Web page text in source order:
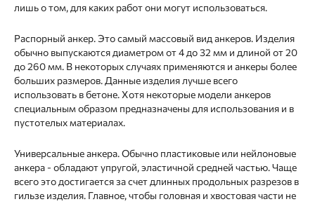
лишь о том, для каких работ они могут использоваться.
Распорный анкер. Это самый массовый вид анкеров. Изделия
обычно выпускаются диаметром от 4 до 32 мм и длиной от 20
до 260 мм. В некоторых случаях применяются и анкеры более
больших размеров. Данные изделия лучше всего
использовать в бетоне. Хотя некоторые модели анкеров
специальным образом предназначены для использования и в
пустотелых материалах.
Универсальные анкера. Обычно пластиковые или нейлоновые
анкера - обладают упругой, эластичной средней частью. Чаще
всего это достигается за счет длинных продольных разрезов в
гильзе изделия. Главное, чтобы головная и хвостовая части не